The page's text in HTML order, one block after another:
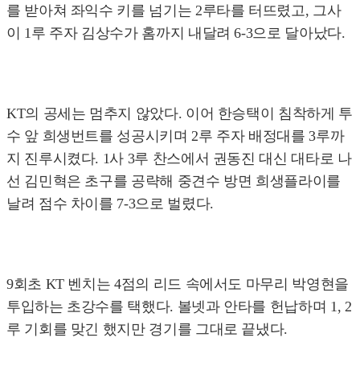
를 받아쳐 좌익수 키를 넘기는 2루타를 터뜨렸고, 그사
이 1루 주자 김상수가 홈까지 내달려 6-3으로 달아났다.
KT의 공세는 멈추지 않았다. 이어 한승택이 침착하게 투
수 앞 희생번트를 성공시키며 2루 주자 배정대를 3루까
지 진루시켰다. 1사 3루 찬스에서 권동진 대신 대타로 나
선 김민혁은 초구를 공략해 중견수 방면 희생플라이를
날려 점수 차이를 7-3으로 벌렸다.
9회초 KT 벤치는 4점의 리드 속에서도 마무리 박영현을
투입하는 초강수를 택했다. 볼넷과 안타를 헌납하며 1, 2
루 기회를 맞긴 했지만 경기를 그대로 끝냈다.